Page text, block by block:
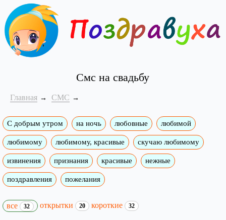
Смс на свадьбу
Главная СМС
С добрым утром на ночь любовные любимой
любимому любимому, красивые скучаю любимому
извинения признания красивые нежные
поздравления пожелания
все 32 открытки 20 короткие 32